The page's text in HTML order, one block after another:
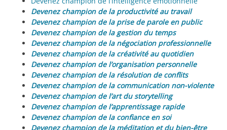
Devenez champion de la productivité au travail
Devenez champion de la prise de parole en public
Devenez champion de la gestion du temps
Devenez champion de la négociation professionnelle
Devenez champion de la créativité au quotidien
Devenez champion de l’organisation personnelle
Devenez champion de la résolution de conflits
Devenez champion de la communication non-violente
Devenez champion de l’art du storytelling
Devenez champion de l’apprentissage rapide
Devenez champion de la confiance en soi
Devenez champion de la méditation et du bien-être